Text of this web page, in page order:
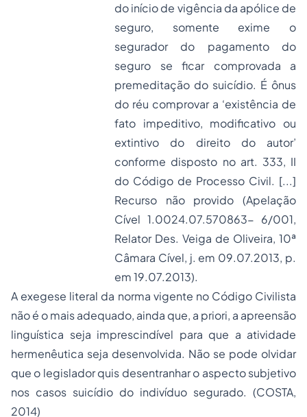
do início de vigência da apólice de
seguro, somente exime o
segurador do pagamento do
seguro se ficar comprovada a
premeditação do suicídio. É ônus
do réu comprovar a ‘existência de
fato impeditivo, modificativo ou
extintivo do direito do autor’
conforme disposto no art. 333, II
do Código de Processo Civil. [...]
Recurso não provido (Apelação
Cível 1.0024.07.570863- 6/001,
Relator Des. Veiga de Oliveira, 10ª
Câmara Cível, j. em 09.07.2013, p.
em 19.07.2013).
A exegese literal da norma vigente no Código Civilista
não é o mais adequado, ainda que, a priori, a apreensão
linguística seja imprescindível para que a atividade
hermenêutica seja desenvolvida. Não se pode olvidar
que o legislador quis desentranhar o aspecto subjetivo
nos casos suicídio do indivíduo segurado. (COSTA,
2014)